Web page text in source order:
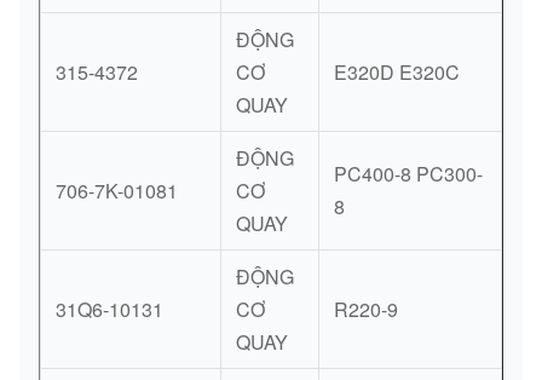
315-4372
ĐỘNG
CƠ
QUAY
E320D E320C
706-7K-01081
ĐỘNG
CƠ
QUAY
PC400-8 PC300-
8
31Q6-10131
ĐỘNG
CƠ
QUAY
R220-9